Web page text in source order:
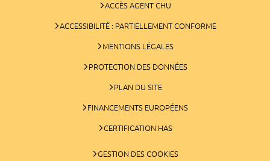
ACCÈS AGENT CHU
ACCESSIBILITÉ : PARTIELLEMENT CONFORME
MENTIONS LÉGALES
PROTECTION DES DONNÉES
PLAN DU SITE
FINANCEMENTS EUROPÉENS
CERTIFICATION HAS
GESTION DES COOKIES